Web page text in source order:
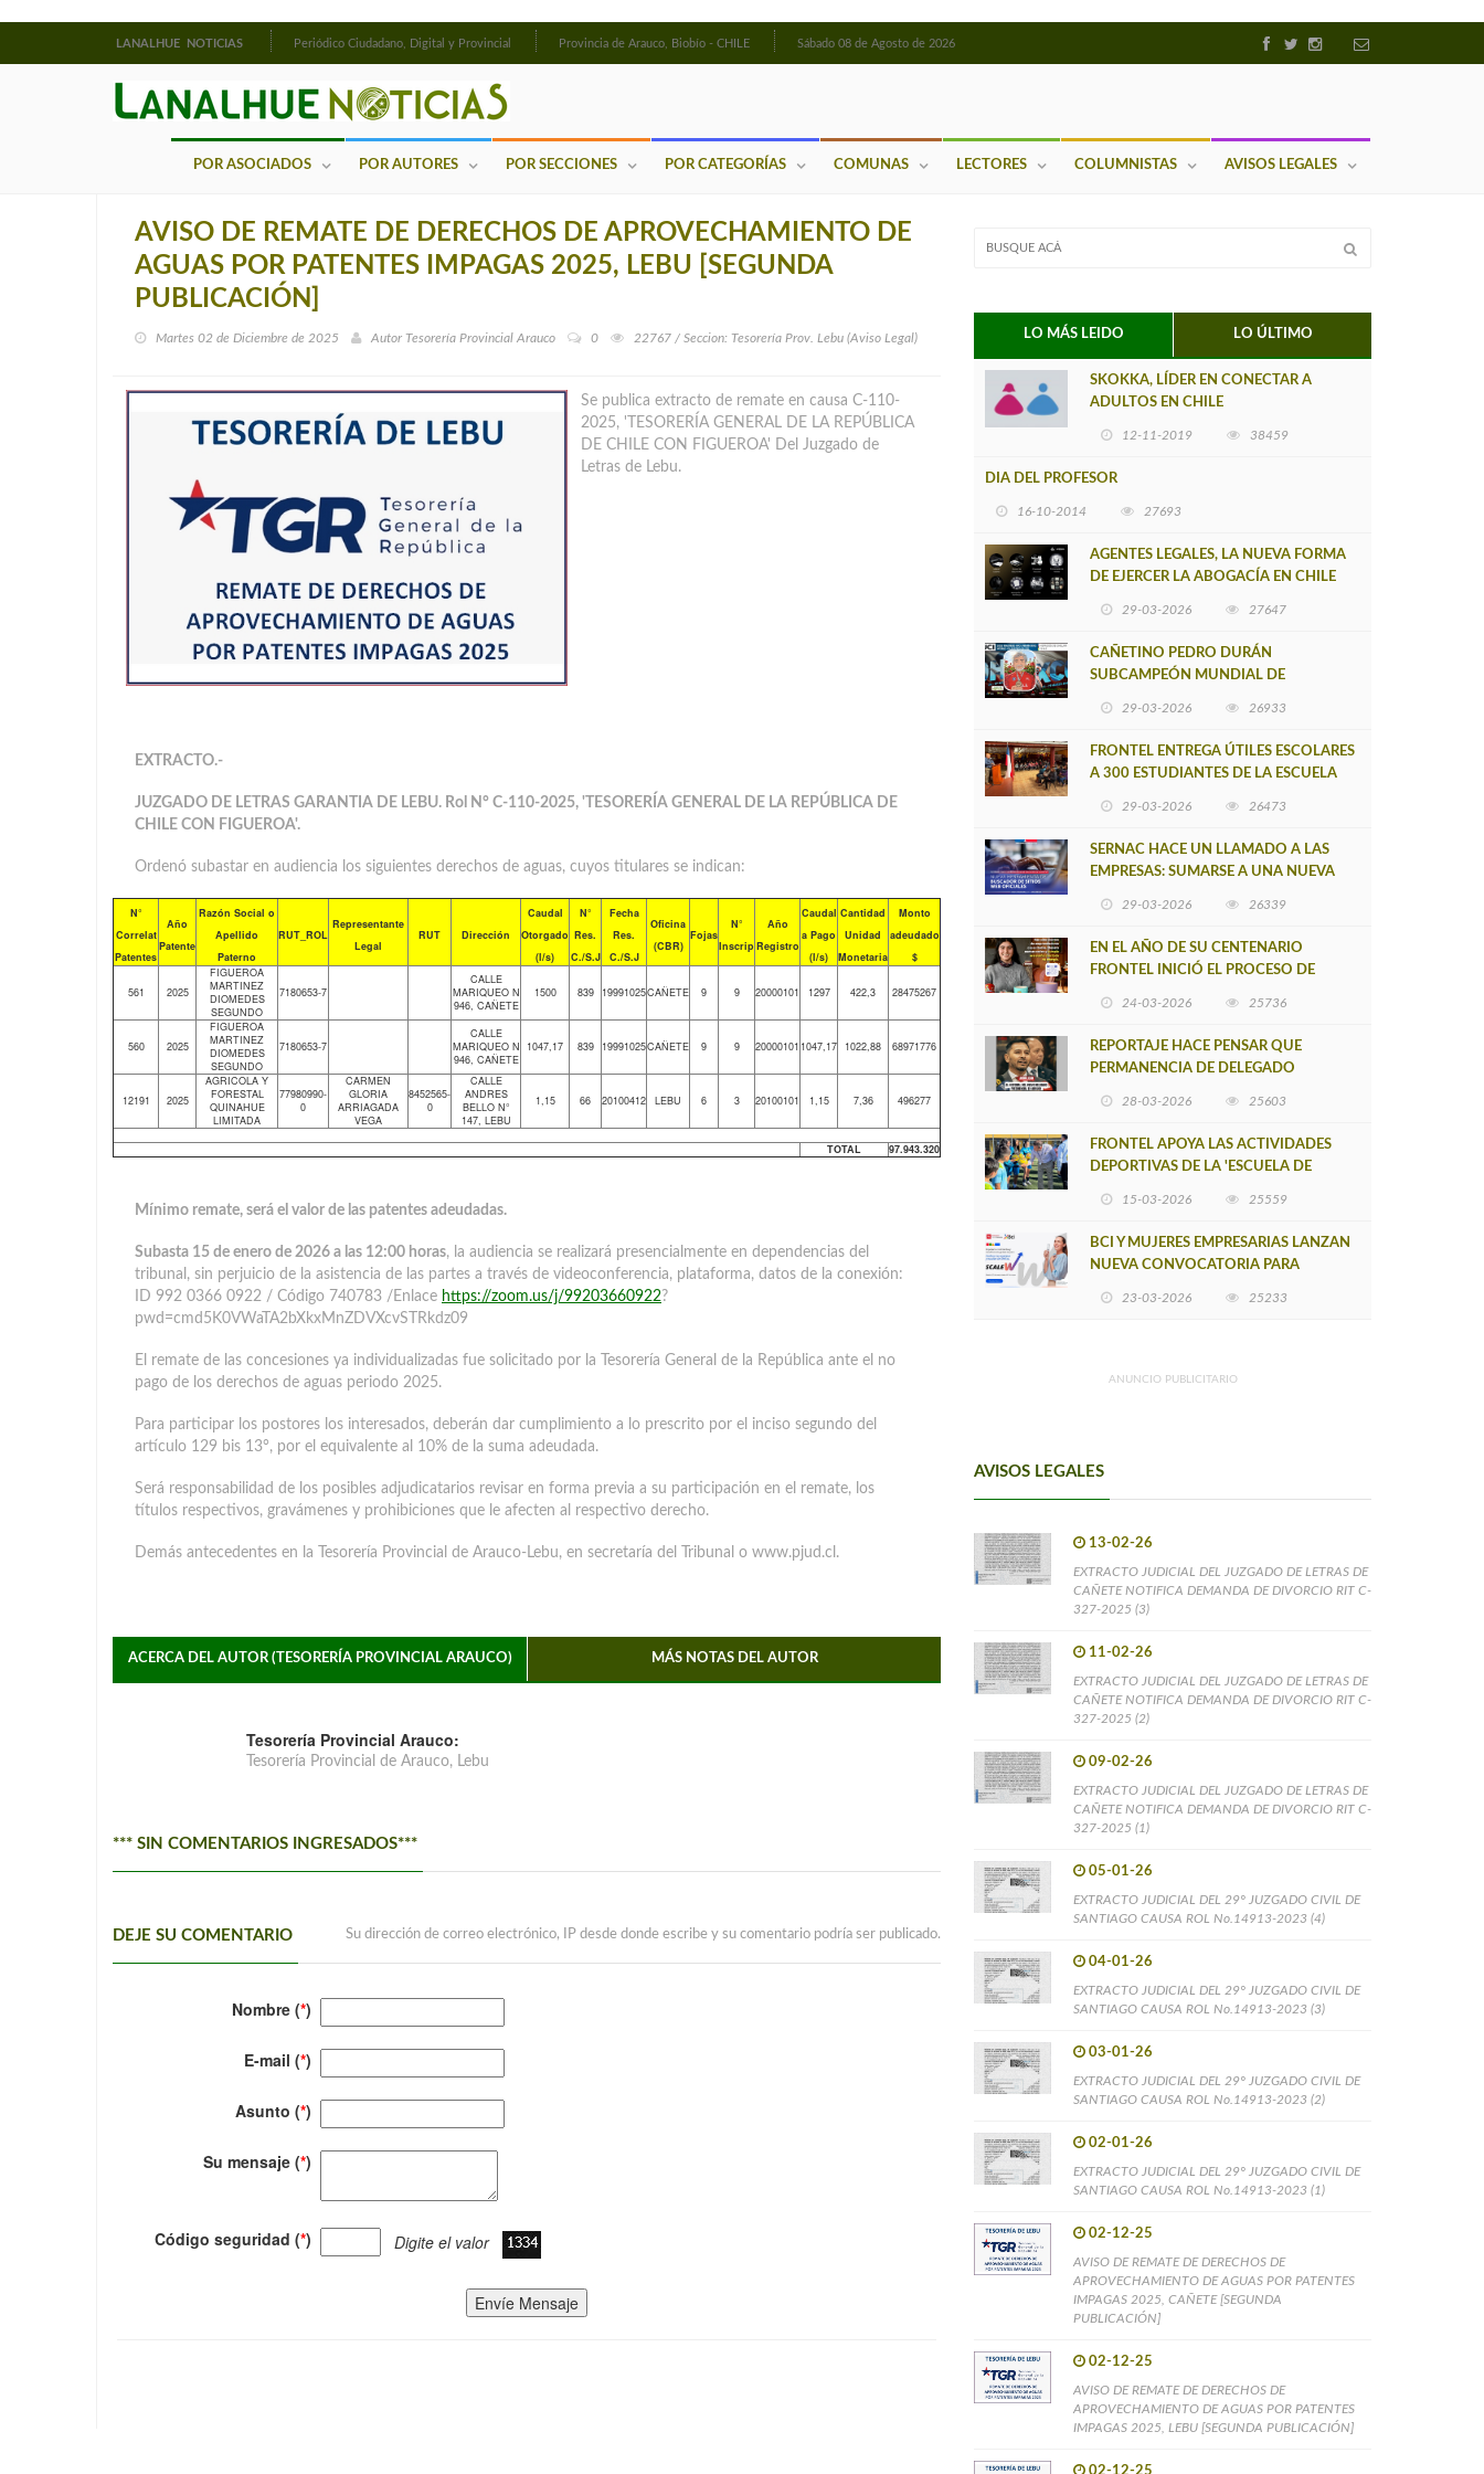
LANALHUE NOTICIAS Periódico Ciudadano, Digital y Provincial Provincia de Arauco, Biobío - CHILE Sábado 08 de Agosto de 2026
POR ASOCIADOS POR AUTORES POR SECCIONES POR CATEGORÍAS COMUNAS LECTORES COLUMNISTAS AVISOS LEGALES
AVISO DE REMATE DE DERECHOS DE APROVECHAMIENTO DE
AGUAS POR PATENTES IMPAGAS 2025, LEBU [SEGUNDA
PUBLICACIÓN]
Martes 02 de Diciembre de 2025 Autor Tesorería Provincial Arauco 0 22767 / Seccion: Tesorería Prov. Lebu (Aviso Legal)
Se publica extracto de remate en causa C-110-
2025, 'TESORERÍA GENERAL DE LA REPÚBLICA
DE CHILE CON FIGUEROA' Del Juzgado de
Letras de Lebu.
EXTRACTO.-
JUZGADO DE LETRAS GARANTIA DE LEBU. Rol N° C-110-2025, 'TESORERÍA GENERAL DE LA REPÚBLICA DE
CHILE CON FIGUEROA'.
Ordenó subastar en audiencia los siguientes derechos de aguas, cuyos titulares se indican:
N°
Correlat
Patentes
Año
Patente
Razón Social o
Apellido
Paterno
RUT_ROL
Representante
Legal
RUT Dirección
Caudal
Otorgado
(l/s)
N°
Res.
C./S.J
Fecha
Res.
C./S.J
Oficina
(CBR)
Fojas
N°
Inscrip
Año
Registro
Caudal
a Pago
(l/s)
Cantidad
Unidad
Monetaria
Monto
adeudado
$
561 2025
FIGUEROA
MARTINEZ
DIOMEDES
SEGUNDO
7180653-7
CALLE
MARIQUEO N
946, CAÑETE
1500 839 19991025CAÑETE 9 9 20000101 1297 422,3 28475267
560 2025
FIGUEROA
MARTINEZ
DIOMEDES
SEGUNDO
7180653-7
CALLE
MARIQUEO N
946, CAÑETE
1047,17 839 19991025CAÑETE 9 9 20000101 1047,17 1022,88 68971776
12191 2025
AGRICOLA Y
FORESTAL
QUINAHUE
LIMITADA
77980990-
0
CARMEN
GLORIA
ARRIAGADA
VEGA
8452565-
0
CALLE
ANDRES
BELLO N°
147, LEBU
1,15 66 20100412 LEBU 6 3 20100101 1,15 7,36 496277
TOTAL 97.943.320
Mínimo remate, será el valor de las patentes adeudadas.
Subasta 15 de enero de 2026 a las 12:00 horas, la audiencia se realizará presencialmente en dependencias del
tribunal, sin perjuicio de la asistencia de las partes a través de videoconferencia, plataforma, datos de la conexión:
ID 992 0366 0922 / Código 740783 /Enlace https://zoom.us/j/99203660922?
pwd=cmd5K0VWaTA2bXkxMnZDVXcvSTRkdz09
El remate de las concesiones ya individualizadas fue solicitado por la Tesorería General de la República ante el no
pago de los derechos de aguas periodo 2025.
Para participar los postores los interesados, deberán dar cumplimiento a lo prescrito por el inciso segundo del
artículo 129 bis 13°, por el equivalente al 10% de la suma adeudada.
Será responsabilidad de los posibles adjudicatarios revisar en forma previa a su participación en el remate, los
títulos respectivos, gravámenes y prohibiciones que le afecten al respectivo derecho.
Demás antecedentes en la Tesorería Provincial de Arauco-Lebu, en secretaría del Tribunal o www.pjud.cl.
ACERCA DEL AUTOR (TESORERÍA PROVINCIAL ARAUCO) MÁS NOTAS DEL AUTOR
Tesorería Provincial Arauco:
Tesorería Provincial de Arauco, Lebu
*** SIN COMENTARIOS INGRESADOS***
DEJE SU COMENTARIO Su dirección de correo electrónico, IP desde donde escribe y su comentario podría ser publicado.
Nombre (*)
E-mail (*)
Asunto (*)
Su mensaje (*)
Código seguridad (*) Digite el valor
Envíe Mensaje
LO MÁS LEIDO LO ÚLTIMO
SKOKKA, LÍDER EN CONECTAR A
ADULTOS EN CHILE
12-11-2019 38459
DIA DEL PROFESOR
16-10-2014 27693
AGENTES LEGALES, LA NUEVA FORMA
DE EJERCER LA ABOGACÍA EN CHILE
29-03-2026 27647
CAÑETINO PEDRO DURÁN
SUBCAMPEÓN MUNDIAL DE
29-03-2026 26933
FRONTEL ENTREGA ÚTILES ESCOLARES
A 300 ESTUDIANTES DE LA ESCUELA
29-03-2026 26473
SERNAC HACE UN LLAMADO A LAS
EMPRESAS: SUMARSE A UNA NUEVA
29-03-2026 26339
EN EL AÑO DE SU CENTENARIO
FRONTEL INICIÓ EL PROCESO DE
24-03-2026 25736
REPORTAJE HACE PENSAR QUE
PERMANENCIA DE DELEGADO
28-03-2026 25603
FRONTEL APOYA LAS ACTIVIDADES
DEPORTIVAS DE LA 'ESCUELA DE
15-03-2026 25559
BCI Y MUJERES EMPRESARIAS LANZAN
NUEVA CONVOCATORIA PARA
23-03-2026 25233
ANUNCIO PUBLICITARIO
AVISOS LEGALES
13-02-26
EXTRACTO JUDICIAL DEL JUZGADO DE LETRAS DE
CAÑETE NOTIFICA DEMANDA DE DIVORCIO RIT C-
327-2025 (3)
11-02-26
EXTRACTO JUDICIAL DEL JUZGADO DE LETRAS DE
CAÑETE NOTIFICA DEMANDA DE DIVORCIO RIT C-
327-2025 (2)
09-02-26
EXTRACTO JUDICIAL DEL JUZGADO DE LETRAS DE
CAÑETE NOTIFICA DEMANDA DE DIVORCIO RIT C-
327-2025 (1)
05-01-26
EXTRACTO JUDICIAL DEL 29° JUZGADO CIVIL DE
SANTIAGO CAUSA ROL No.14913-2023 (4)
04-01-26
EXTRACTO JUDICIAL DEL 29° JUZGADO CIVIL DE
SANTIAGO CAUSA ROL No.14913-2023 (3)
03-01-26
EXTRACTO JUDICIAL DEL 29° JUZGADO CIVIL DE
SANTIAGO CAUSA ROL No.14913-2023 (2)
02-01-26
EXTRACTO JUDICIAL DEL 29° JUZGADO CIVIL DE
SANTIAGO CAUSA ROL No.14913-2023 (1)
02-12-25
AVISO DE REMATE DE DERECHOS DE
APROVECHAMIENTO DE AGUAS POR PATENTES
IMPAGAS 2025, CAÑETE [SEGUNDA
PUBLICACIÓN]
02-12-25
AVISO DE REMATE DE DERECHOS DE
APROVECHAMIENTO DE AGUAS POR PATENTES
IMPAGAS 2025, LEBU [SEGUNDA PUBLICACIÓN]